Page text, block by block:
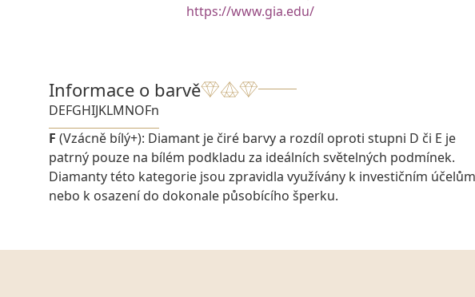
https://www.gia.edu/
Informace o barvě
DEFGHIJKLMNOFn
F (Vzácně bílý+): Diamant je čiré barvy a rozdíl oproti stupni D či E je
patrný pouze na bílém podkladu za ideálních světelných podmínek.
Diamanty této kategorie jsou zpravidla využívány k investičním účelům
nebo k osazení do dokonale působícího šperku.